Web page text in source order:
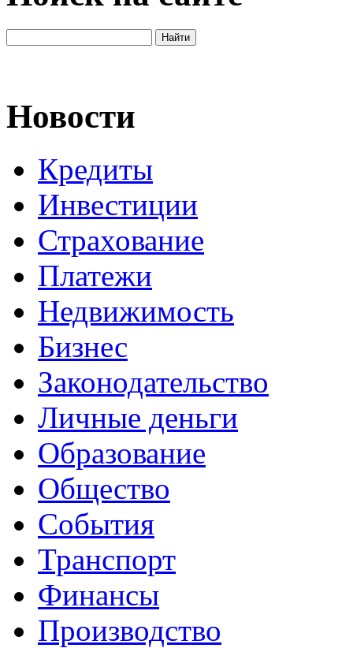
Новости
Кредиты
Инвестиции
Страхование
Платежи
Недвижимость
Бизнес
Законодательство
Личные деньги
Образование
Общество
События
Транспорт
Финансы
Производство